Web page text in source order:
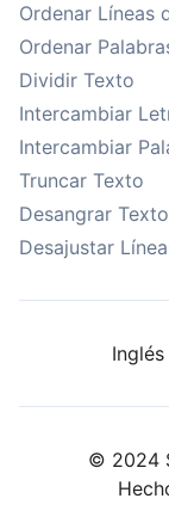
Ordenar Líneas
Ordenar
Dividir Texto
Intercambiar
Intercambiar
Truncar Texto
Desangrar Texto
Desajustar
Inglés
© 2024